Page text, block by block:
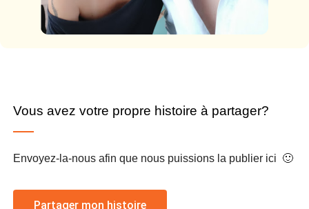
Vous avez votre propre histoire à partager?
Envoyez-la-nous afin que nous puissions la publier ici 🙂
Partager mon histoire